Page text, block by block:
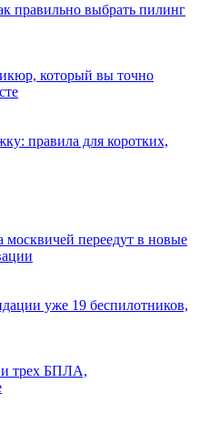
правильно выбрать пилинг
который вы точно
правила для коротких,
переедут в новые
уже 19 беспилотников,
трех БПЛА,